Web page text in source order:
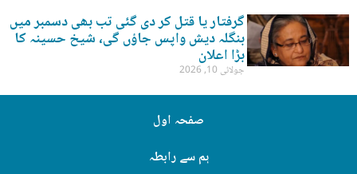
گرفتار یا قتل کر دی گئی تب بھی دسمبر میں
بنگلہ دیش واپس جاؤں گی، شیخ حسینہ کا
بڑا اعلان
جولائی 10, 2026
صفحہ اول
ہم سے رابطہ